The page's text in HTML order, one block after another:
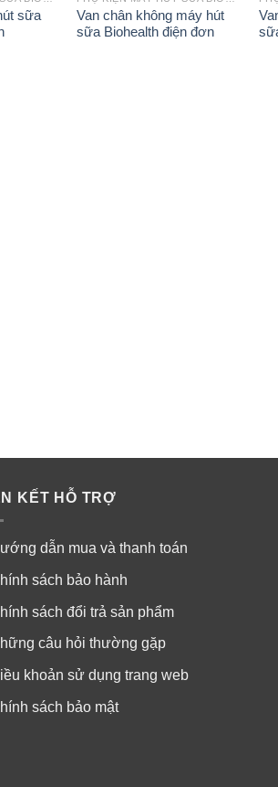
sữa
Van chân không máy hút
sữa Biohealth điện đơn
KẾT HỖ TRỢ
dẫn mua và thanh toán
sách bảo hành
sách đổi trả sản phẩm
câu hỏi thường gặp
khoản sử dụng trang web
sách bảo mật